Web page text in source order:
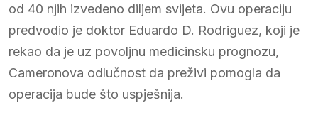
od 40 njih izvedeno diljem svijeta. Ovu operaciju
predvodio je doktor Eduardo D. Rodriguez, koji je
rekao da je uz povoljnu medicinsku prognozu,
Cameronova odlučnost da preživi pomogla da
operacija bude što uspješnija.